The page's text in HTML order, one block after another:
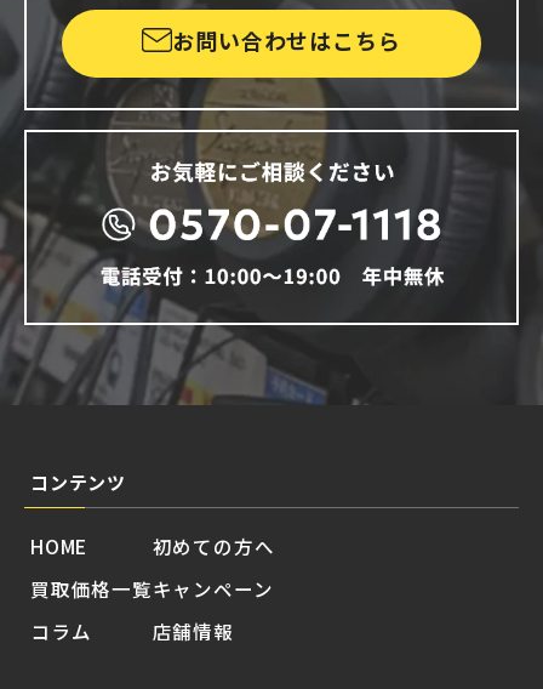
お問い合わせはこちら
コンテンツ
HOME
買取価格一覧
コラム
初めての方へ
キャンペーン
店舗情報